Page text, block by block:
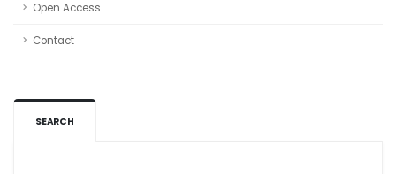
Open Access
Contact
SEARCH